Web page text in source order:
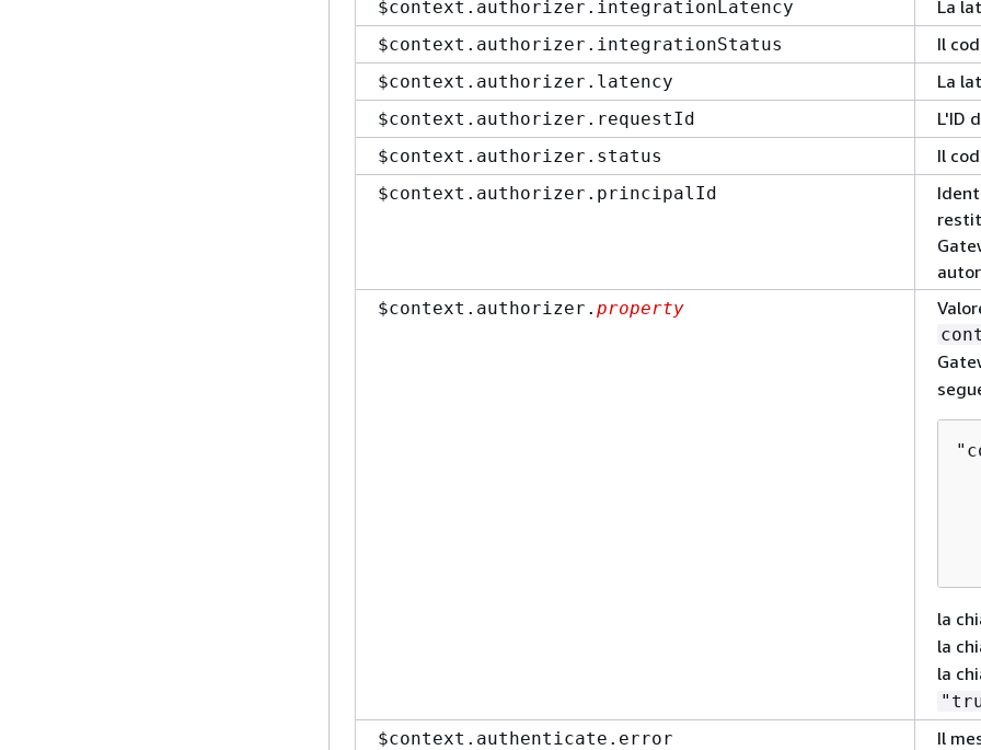
$context.authorizer.integrationLatency La
$context.authorizer.integrationStatus Il
$context.authorizer.latency La
$context.authorizer.requestId L'ID
$context.authorizer.status Il
$context.authorizer.principalId
$context.authorizer. property
la
la
la
$context.authenticate.error Il